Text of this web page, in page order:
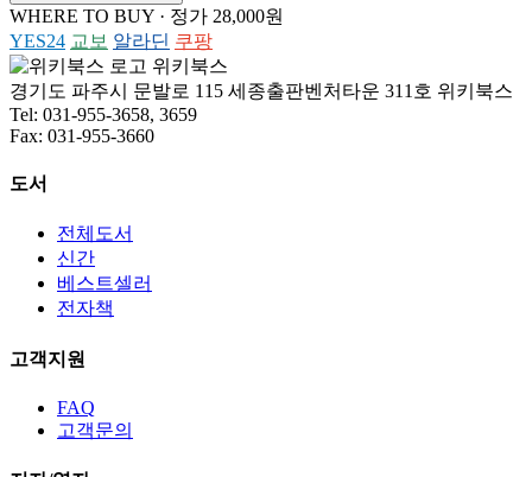
WHERE TO BUY · 정가 28,000원
YES24 교보 알라딘 쿠팡
위키북스
경기도 파주시 문발로 115 세종출판벤처타운 311호 위키북스
Tel: 031-955-3658, 3659
Fax: 031-955-3660
도서
전체도서
신간
베스트셀러
전자책
고객지원
FAQ
고객문의